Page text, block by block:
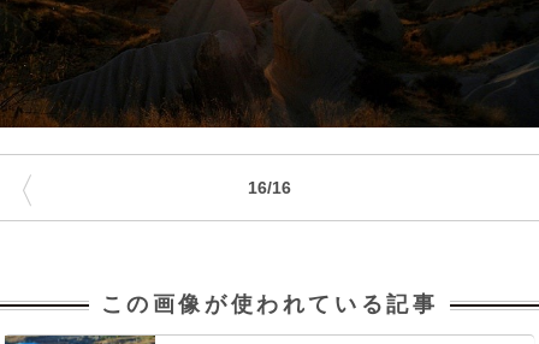
16/16
〈
この画像が使われている記事